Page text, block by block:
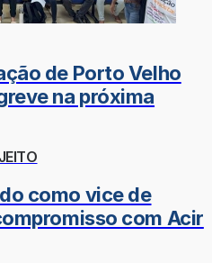
de Porto Velho
na próxima
como vice de
com Acir